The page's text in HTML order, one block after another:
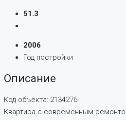
51.3
2006
Год постройки
Описание
Код объекта: 2134276.
Квартира с современным